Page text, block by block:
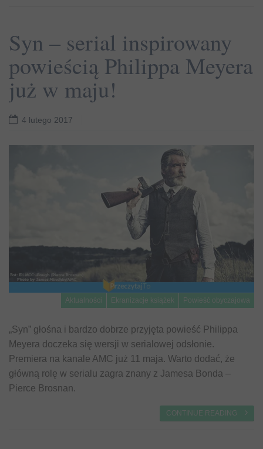
Syn – serial inspirowany
powieścią Philippa Meyera
już w maju!
4 lutego 2017
Aktualności Ekranizacje książek Powieść obyczajowa
„Syn” głośna i bardzo dobrze przyjęta powieść Philippa
Meyera doczeka się wersji w serialowej odsłonie.
Premiera na kanale AMC już 11 maja. Warto dodać, że
główną rolę w serialu zagra znany z Jamesa Bonda –
Pierce Brosnan.
CONTINUE READING